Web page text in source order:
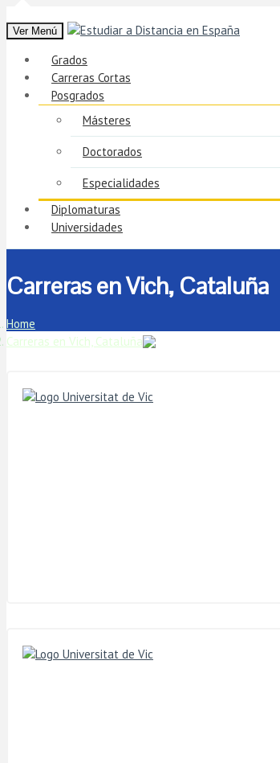
Ver Menú
Grados
Carreras Cortas
Posgrados
Másteres
Doctorados
Especialidades
Diplomaturas
Universidades
Carreras en Vich, Cataluña
Home
Carreras en Vich, Cataluña